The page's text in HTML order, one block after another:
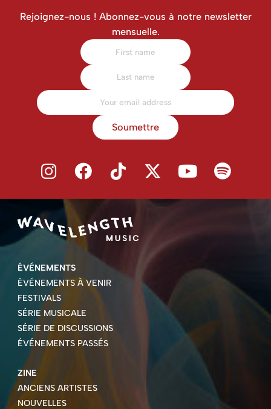
Rejoignez-nous ! Abonnez-vous à notre newsletter
mensuelle.
Soumettre
ÉVÉNEMENTS
ÉVÉNEMENTS À VENIR
FESTIVALS
SÉRIE MUSICALE
SÉRIE DE DISCUSSIONS
ÉVÉNEMENTS PASSÉS
ZINE
ANCIENS ARTISTES
NOUVELLES